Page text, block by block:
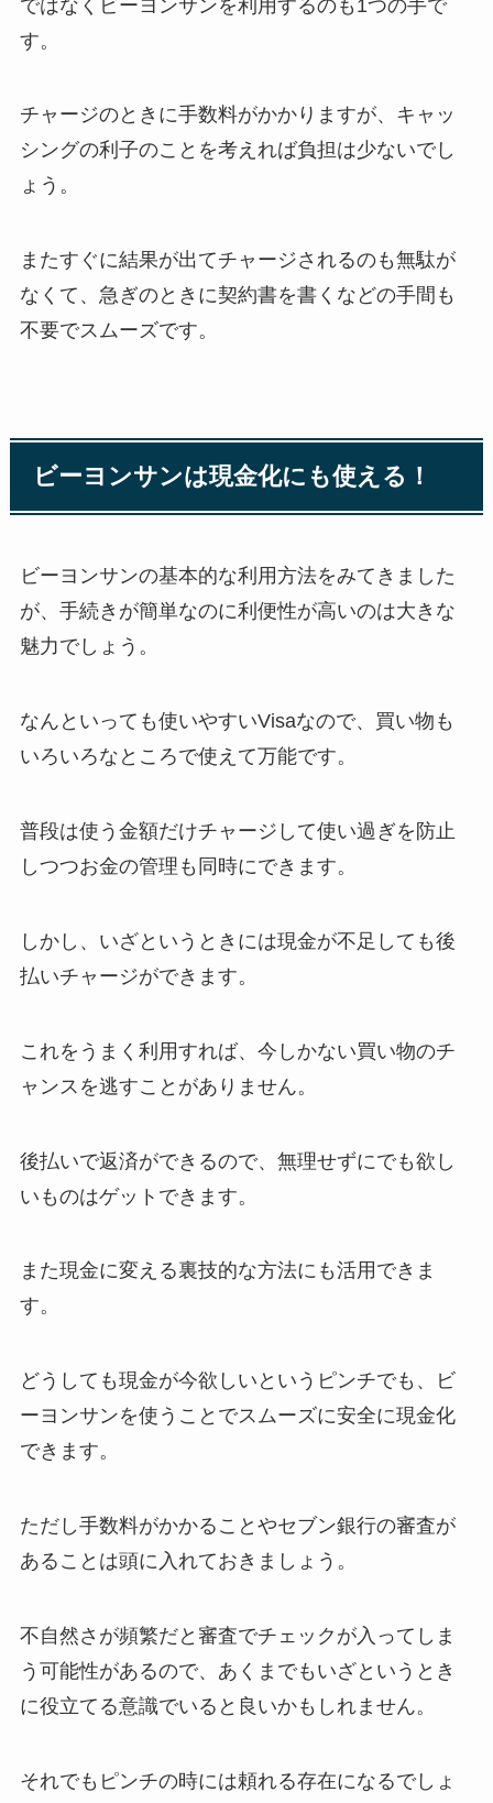
ではなくビーヨンサンを利用するのも1つの手で
す。
チャージのときに手数料がかかりますが、キャッ
シングの利子のことを考えれば負担は少ないでし
ょう。
またすぐに結果が出てチャージされるのも無駄が
なくて、急ぎのときに契約書を書くなどの手間も
不要でスムーズです。
ビーヨンサンは現金化にも使える！
ビーヨンサンの基本的な利用方法をみてきました
が、手続きが簡単なのに利便性が高いのは大きな
魅力でしょう。
なんといっても使いやすいVisaなので、買い物も
いろいろなところで使えて万能です。
普段は使う金額だけチャージして使い過ぎを防止
しつつお金の管理も同時にできます。
しかし、いざというときには現金が不足しても後
払いチャージができます。
これをうまく利用すれば、今しかない買い物のチ
ャンスを逃すことがありません。
後払いで返済ができるので、無理せずにでも欲し
いものはゲットできます。
また現金に変える裏技的な方法にも活用できま
す。
どうしても現金が今欲しいというピンチでも、ビ
ーヨンサンを使うことでスムーズに安全に現金化
できます。
ただし手数料がかかることやセブン銀行の審査が
あることは頭に入れておきましょう。
不自然さが頻繁だと審査でチェックが入ってしま
う可能性があるので、あくまでもいざというとき
に役立てる意識でいると良いかもしれません。
それでもピンチの時には頼れる存在になるでしょ